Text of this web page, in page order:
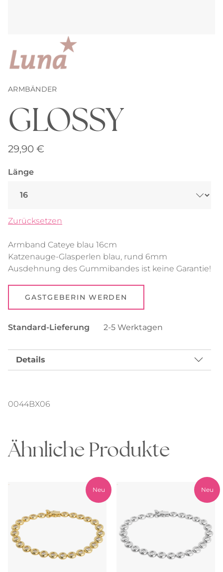
ARMBÄNDER
GLOSSY
29,90 €
Länge
Zurücksetzen
Armband Cateye blau 16cm
Katzenauge-Glasperlen blau, rund 6mm
Ausdehnung des Gummibandes ist keine Garantie!
GASTGEBERIN WERDEN
Standard-Lieferung 2-5 Werktagen
Details
0044BX06
Ähnliche Produkte
Neu Neu